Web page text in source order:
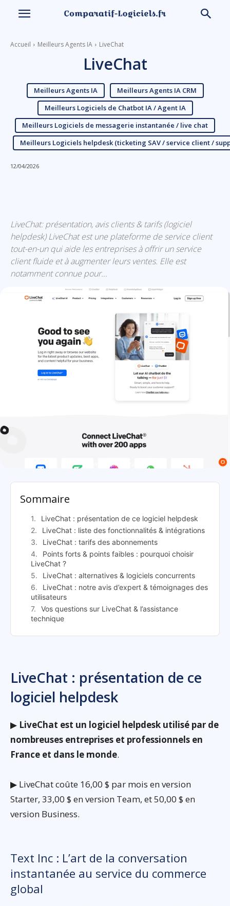
Accueil Meilleurs Agents IA LiveChat
LiveChat
Meilleurs Agents IA
Meilleurs Agents IA CRM
Meilleurs Logiciels de Chatbot IA / Agent IA
Meilleurs Logiciels de messagerie instantanée / live chat
Meilleurs Logiciels helpdesk (ticketing SAV / service client /
12/04/2026
LiveChat: présentation, avis clients & tarifs (logiciel
helpdesk) LiveChat est une plateforme de service client
tout-en-un qui aide les entreprises à offrir un service
client fluide et à augmenter leurs ventes. Elle est
notamment connue pour...
LiveChat: présentation
Sommaire
LiveChat : présentation de ce logiciel helpdesk
LiveChat : liste des fonctionnalités & intégrations
LiveChat : tarifs des abonnements
Points forts & points faibles : pourquoi choisir
LiveChat ?
LiveChat : alternatives & logiciels concurrents
LiveChat : notre avis d’expert & témoignages des
utilisateurs
Vos questions sur LiveChat & l’assistance
technique
LiveChat : présentation de ce
logiciel helpdesk
▶ LiveChat est un logiciel helpdesk utilisé par de
nombreuses entreprises et professionnels en
France et dans le monde.
▶ LiveChat coûte 16,00 $ par mois en version
Starter, 33,00 $ en version Team, et 50,00 $ en
version Business.
Text Inc : L’art de la conversation
instantanée au service du commerce
global